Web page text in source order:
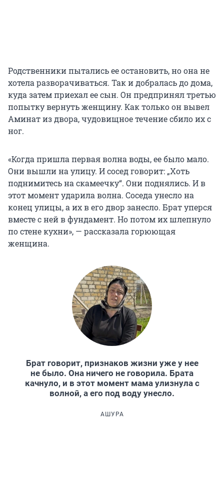
Родственники пытались ее остановить, но она не
хотела разворачиваться. Так и добралась до дома,
куда затем приехал ее сын. Он предпринял третью
попытку вернуть женщину. Как только он вывел
Аминат из двора, чудовищное течение сбило их с
ног.
«Когда пришла первая волна воды, ее было мало.
Они вышли на улицу. И сосед говорит: „Хоть
поднимитесь на скамеечку“. Они поднялись. И в
этот момент ударила волна. Соседа унесло на
конец улицы, а их в его двор занесло. Брат уперся
вместе с ней в фундамент. Но потом их шлепнуло
по стене кухни», — рассказала горюющая
женщина.
Брат говорит, признаков жизни уже у нее
не было. Она ничего не говорила. Брата
качнуло, и в этот момент мама улизнула с
волной, а его под воду унесло.
АШУРА